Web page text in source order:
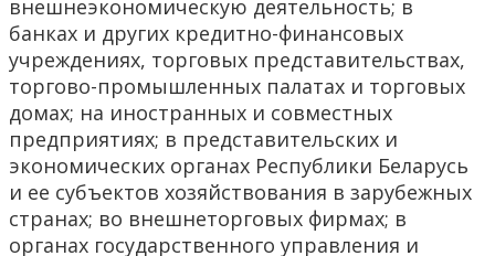
внешнеэкономическую деятельность; в
банках и других кредитно-финансовых
учреждениях, торговых представительствах,
торгово-промышленных палатах и торговых
домах; на иностранных и совместных
предприятиях; в представительских и
экономических органах Республики Беларусь
и ее субъектов хозяйствования в зарубежных
странах; во внешнеторговых фирмах; в
органах государственного управления и